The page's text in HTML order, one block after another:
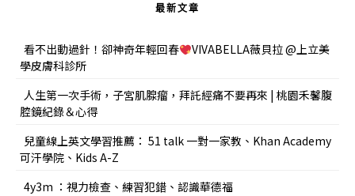
最新文章
看不出動過針！卻神奇年輕回春
VIVABELLA薇貝拉 @上立美
學皮膚科診所
人生第一次手術，子宮肌腺瘤，拜託經痛不要再來 | 桃園禾馨腹
腔鏡紀錄＆心得
兒童線上英文學習推薦： 51 talk 一對一家教、Khan Academy
可汗學院、Kids A-Z
4y3m ：視力檢查、練習犯錯、認識華德福